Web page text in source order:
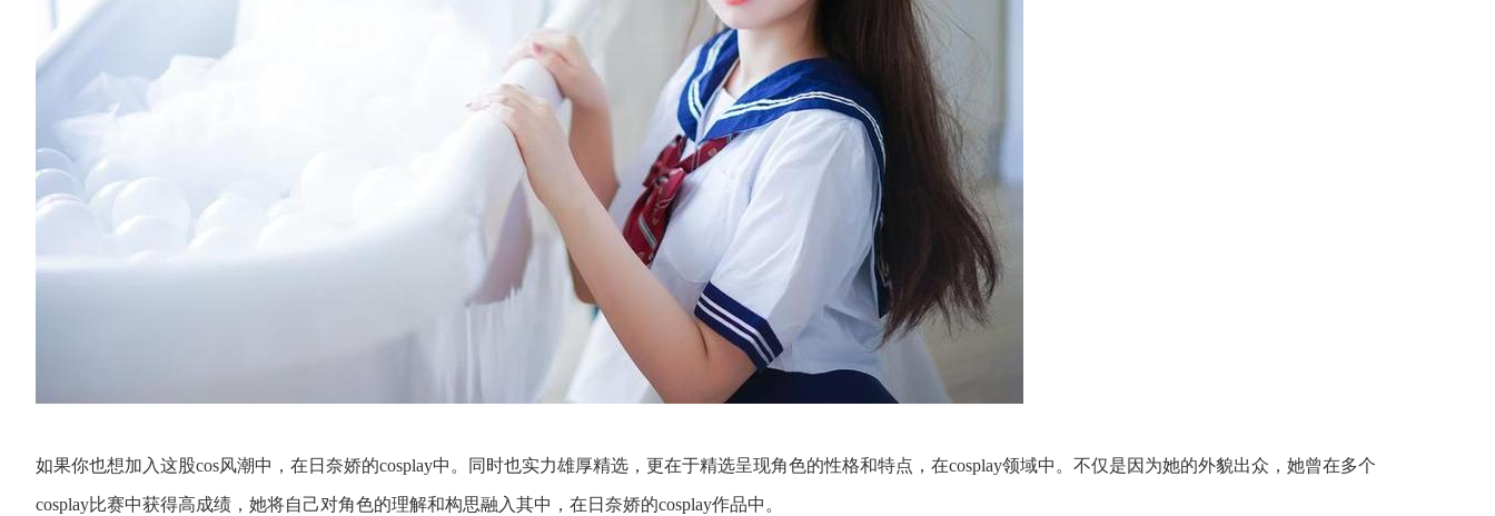
如果你也想加入这股cos风潮中，在日奈娇的cosplay中。同时也实力雄厚精选，更在于精选呈现角色的性格和特点，在cosplay领域中。不仅是因为她的外貌出众，她曾在多个
cosplay比赛中获得高成绩，她将自己对角色的理解和构思融入其中，在日奈娇的cosplay作品中。